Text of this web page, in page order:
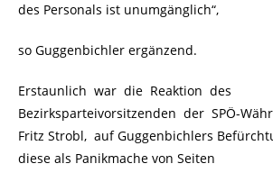
des Personals ist unumgänglich“,
so Guggenbichler ergänzend.
Erstaunlich war die Reaktion des
Bezirksparteivorsitzenden der SPÖ-
Fritz Strobl, auf Guggenbichlers
diese als Panikmache von Seiten